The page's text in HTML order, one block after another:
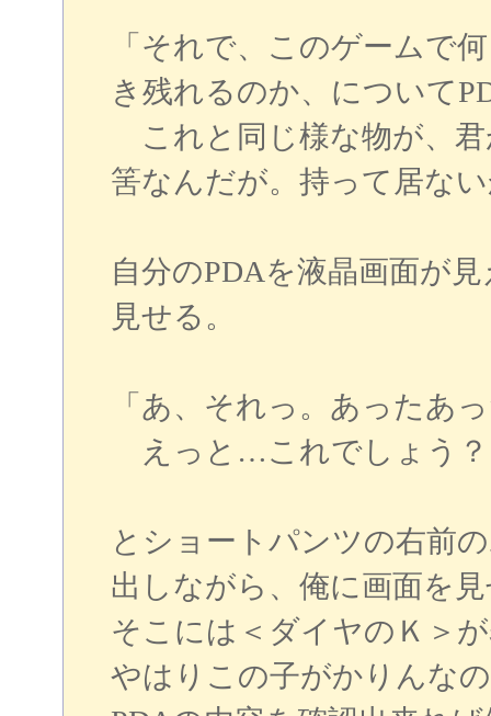
「それで、このゲームで
き残れるのか、について
これと同じ様な物が、
筈なんだが。持って居な
自分のPDAを液晶画面が
見せる。
「あ、それっ。あったあ
えっと…これでしょう
とショートパンツの右前
出しながら、俺に画面を
そこには＜ダイヤのＫ＞
やはりこの子がかりんな